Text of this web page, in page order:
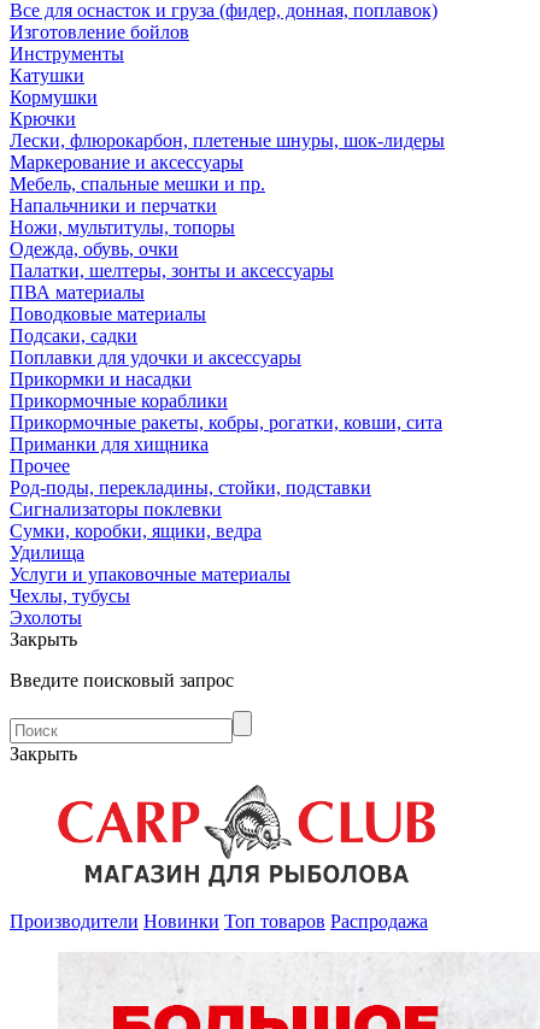
Все для оснасток и груза (фидер, донная, поплавок)
Изготовление бойлов
Инструменты
Катушки
Кормушки
Крючки
Лески, флюрокарбон, плетеные шнуры, шок-лидеры
Маркерование и аксессуары
Мебель, спальные мешки и пр.
Напальчники и перчатки
Ножи, мультитулы, топоры
Одежда, обувь, очки
Палатки, шелтеры, зонты и аксессуары
ПВА материалы
Поводковые материалы
Подсаки, садки
Поплавки для удочки и аксессуары
Прикормки и насадки
Прикормочные кораблики
Прикормочные ракеты, кобры, рогатки, ковши, сита
Приманки для хищника
Прочее
Род-поды, перекладины, стойки, подставки
Сигнализаторы поклевки
Сумки, коробки, ящики, ведра
Удилища
Услуги и упаковочные материалы
Чехлы, тубусы
Эхолоты
Закрыть
Введите поисковый запрос
Закрыть
Производители Новинки Топ товаров Распродажа